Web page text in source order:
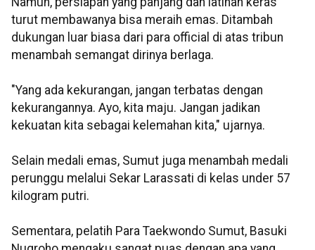
turut membawanya bisa meraih emas. Ditambah
dukungan luar biasa dari para official di atas tribun
menambah semangat dirinya berlaga.
"Yang ada kekurangan, jangan terbatas dengan
kekurangannya. Ayo, kita maju. Jangan jadikan
kekuatan kita sebagai kelemahan kita," ujarnya.
Selain medali emas, Sumut juga menambah medali
perunggu melalui Sekar Larassati di kelas under 57
kilogram putri.
Sementara, pelatih Para Taekwondo Sumut, Basuki